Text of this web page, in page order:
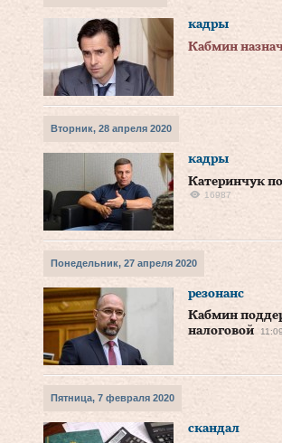
кадры
Кабмин
Вторник, 28 апреля 2020
кадры
Катеринчук
16987
Понедельник, 27 апреля 2020
резонанс
Кабмин
налоговой
11:09
Пятница, 7 февраля 2020
скандал